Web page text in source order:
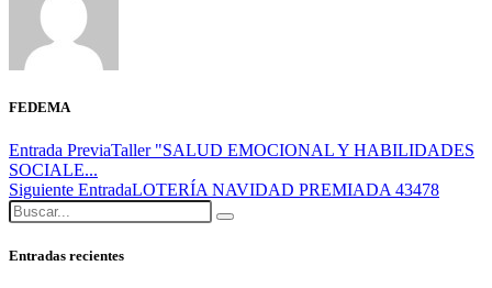
FEDEMA
Entrada PreviaTaller "SALUD EMOCIONAL Y HABILIDADES
SOCIALE...
Siguiente EntradaLOTERÍA NAVIDAD PREMIADA 43478
Entradas recientes